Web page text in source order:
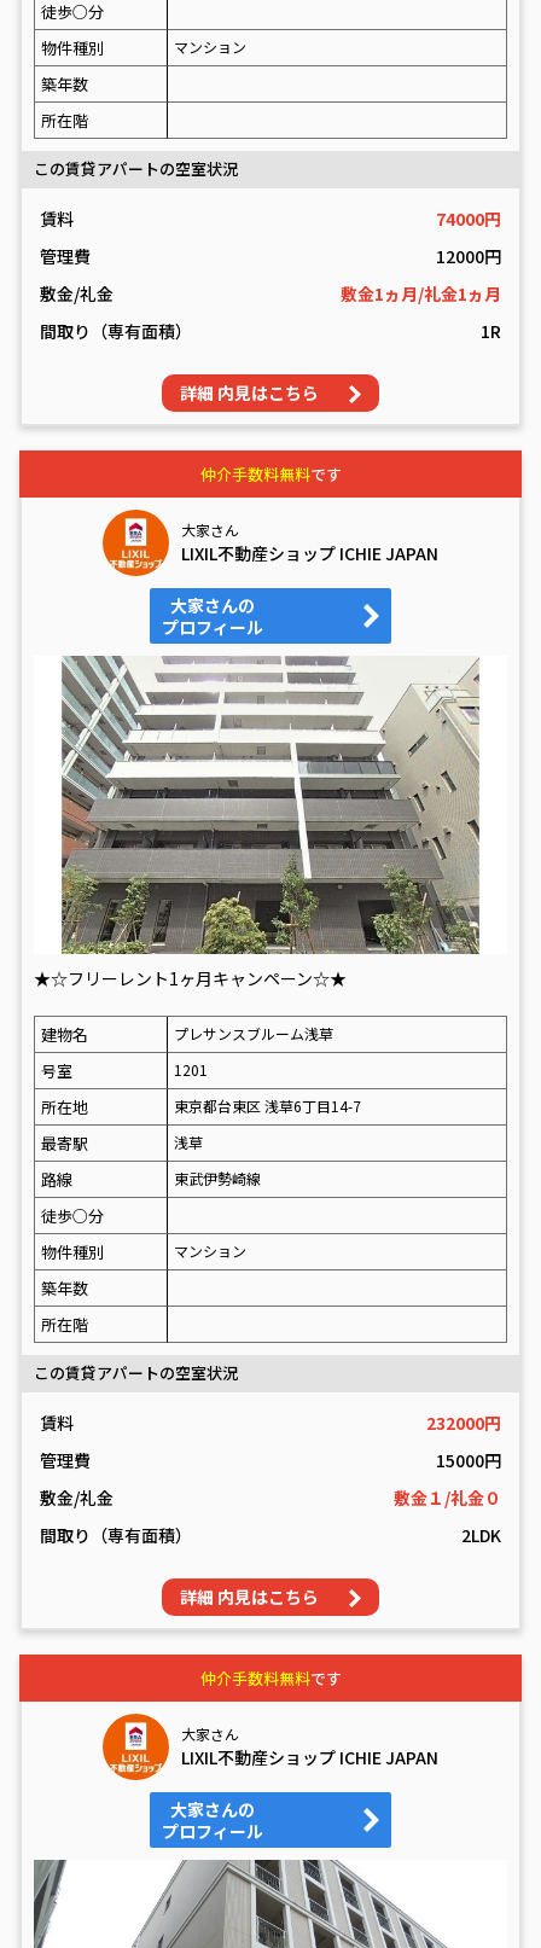
徒歩○分
物件種別
マンション
築年数
所在階
この賃貸アパートの空室状況
賃料
74000円
管理費
12000円
敷金/礼金
敷金1ヵ月/礼金1ヵ月
間取り（専有面積）
1R
詳細 内見はこちら
仲介手数料無料です
大家さん
LIXIL不動産ショップ ICHIE JAPAN
大家さんの
プロフィール
★☆フリーレント1ヶ月キャンペーン☆★
建物名 プレサンスブルーム浅草
号室 1201
所在地 東京都台東区 浅草6丁目14-7
最寄駅 浅草
路線 東武伊勢崎線
徒歩○分
物件種別
マンション
築年数
所在階
この賃貸アパートの空室状況
賃料
232000円
管理費
15000円
敷金/礼金
敷金１/礼金０
間取り（専有面積）
2LDK
詳細 内見はこちら
仲介手数料無料です
大家さん
LIXIL不動産ショップ ICHIE JAPAN
大家さんの
プロフィール